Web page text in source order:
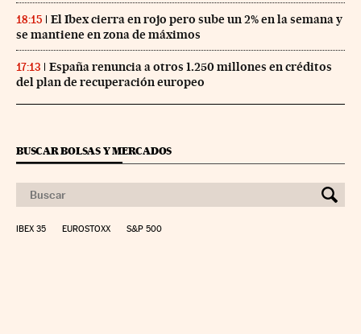
18:15
El Ibex cierra en rojo pero sube un 2% en la semana y
se mantiene en zona de máximos
17:13
España renuncia a otros 1.250 millones en créditos
del plan de recuperación europeo
BUSCAR BOLSAS Y MERCADOS
IBEX 35 EUROSTOXX S&P 500